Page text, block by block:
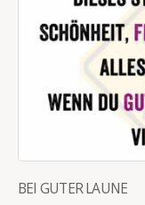
BEI GUTER LAUNE